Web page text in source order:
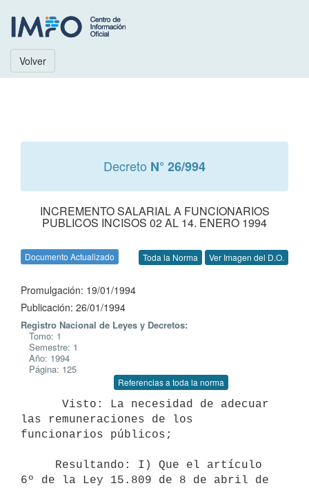
Volver
Decreto N° 26/994
INCREMENTO SALARIAL A FUNCIONARIOS
PUBLICOS INCISOS 02 AL 14. ENERO 1994
Documento Actualizado Toda la Norma Ver Imagen del D.O.
Promulgación: 19/01/1994
Publicación: 26/01/1994
Registro Nacional de Leyes y Decretos:
Tomo: 1
Semestre: 1
Año: 1994
Página: 125
Referencias a toda la norma
las remuneraciones de los
funcionarios públicos;
6º de la Ley 15.809 de 8 de abril de